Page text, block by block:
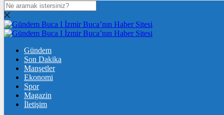
DOLAR
47,6002$% 0.06
55,0806€% 0.12
ÇEYREK ALTIN
10.677,00%1,06
BİST100
Gündem
Son Dakika
Manşetler
Ekonomi
Spor
Magazin
İletişim